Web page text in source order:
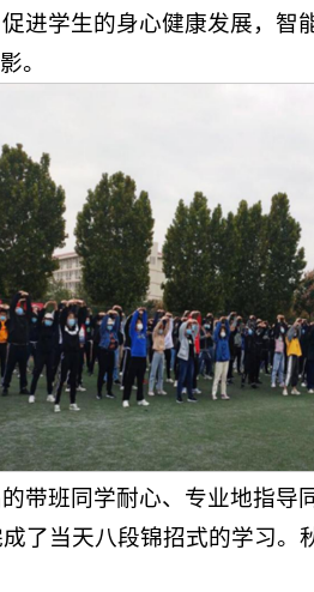
进学生的身心健康发展，
。
带班同学耐心、专业地指导
了当天八段锦招式的学习